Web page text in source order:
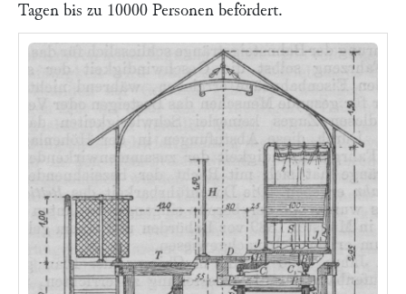
Tagen bis zu 10000 Personen befördert.